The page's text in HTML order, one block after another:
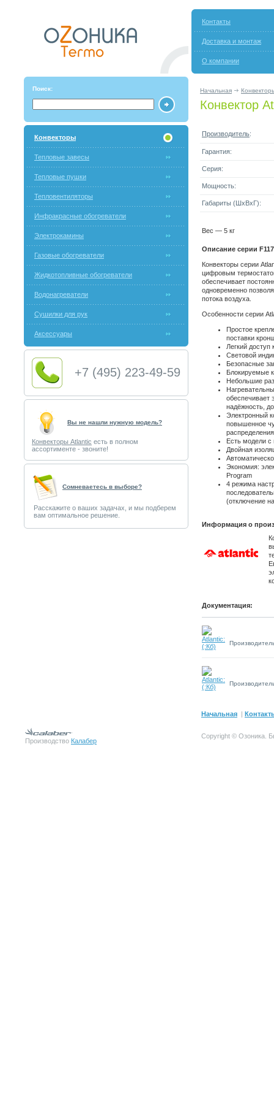
Контакты
Доставка и монтаж
О компании
Поиск: Начальная
Конвектор
Конвекторы
Тепловые завесы
Тепловые пушки
Тепловентиляторы
Инфракрасные обогреватели
Электрокамины
Газовые обогреватели
Жидкотопливные обогреватели
Водонагреватели
Сушилки для рук
Аксессуары
+7 (495) 223-49-59
Вы не нашли нужную модель?
Конвекторы Atlantic есть в полном
ассортименте - звоните!
Cомневаетесь в выборе?
Расскажите о ваших задачах, и мы подберем
вам оптимальное решение.
Производитель:
Гарантия:
Серия:
Мощность:
Габариты (ШxВxГ):
Вес — 5 кг
Описание серии
Конвекторы серии
цифровым
обеспечивает
одновременно
потока воздуха.
Особенности серии
Простое
поставки
Легкий доступ
Световой
Безопасные
Блокируемые
Небольшие
обеспечивает
надёжность,
Электронный
повышенное
Есть модели с
Двойная
Экономия:
Program
4 режима
(отключение
Информация о
Документация:
Начальная |
Производство Калабер
Copyright © Озоника.